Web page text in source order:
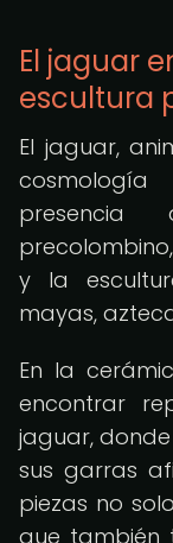
El jaguar
escultura
El jaguar,
y la
mayas,
En la
encontrar
jaguar,
sus garras
piezas no
que también